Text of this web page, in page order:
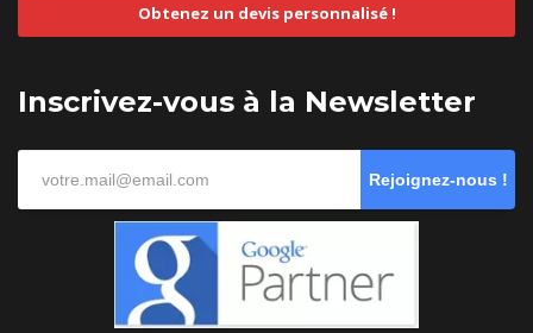
Obtenez un devis personnalisé !
Inscrivez-vous à la Newsletter
Rejoignez-nous !